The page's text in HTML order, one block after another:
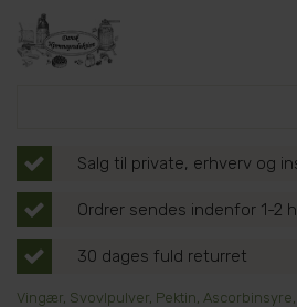
Salg til private, erhverv og
Ordrer sendes indenfor 1-2
30 dages fuld returret
Vingær, Svovlpulver, Pektin, Ascorbinsyre,